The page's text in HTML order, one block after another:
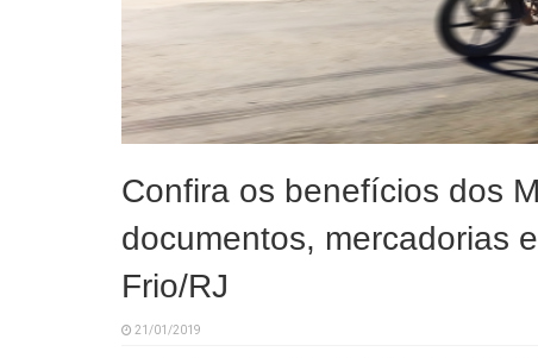
Confira os benefícios dos
documentos, mercadorias
Frio/RJ
21/01/2019